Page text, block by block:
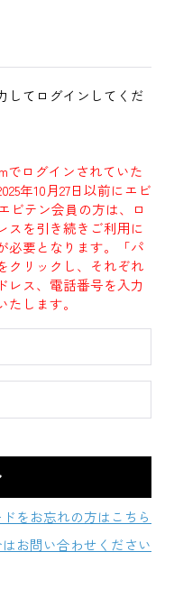
してログインしてくだ
でログインされていた
年10月27日以前にエビ
ビテン会員の方は、ロ
スを引き続きご利用に
必要となります。「パ
クリックし、それぞれ
レス、電話番号を入力
します。
をお忘れの方はこちら
お問い合わせください